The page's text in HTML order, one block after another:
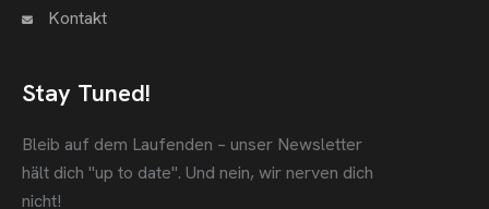
Kontakt
Stay Tuned!
Bleib auf dem Laufenden – unser Newsletter
hält dich "up to date". Und nein, wir nerven dich
nicht!